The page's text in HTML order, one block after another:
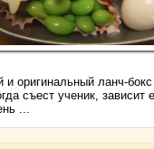
и оригинальный ланч-
съест ученик, зависит
...